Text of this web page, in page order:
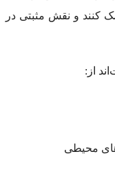
کنند و نقش مثبتی در
از:
محیطی